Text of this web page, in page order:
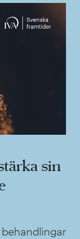
sin
behandlingar